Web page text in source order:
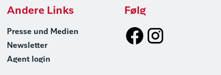
Andere Links
Presse und Medien
Newsletter
Agent login
Følg